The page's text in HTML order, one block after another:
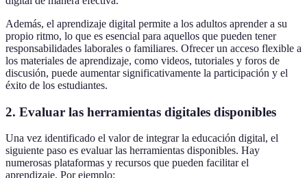
Además, el aprendizaje digital permite a los adultos aprender a su
propio ritmo, lo que es esencial para aquellos que pueden tener
responsabilidades laborales o familiares. Ofrecer un acceso flexible a
los materiales de aprendizaje, como videos, tutoriales y foros de
discusión, puede aumentar significativamente la participación y el
éxito de los estudiantes.
2. Evaluar las herramientas digitales disponibles
Una vez identificado el valor de integrar la educación digital, el
siguiente paso es evaluar las herramientas disponibles. Hay
numerosas plataformas y recursos que pueden facilitar el
aprendizaje. Por ejemplo: